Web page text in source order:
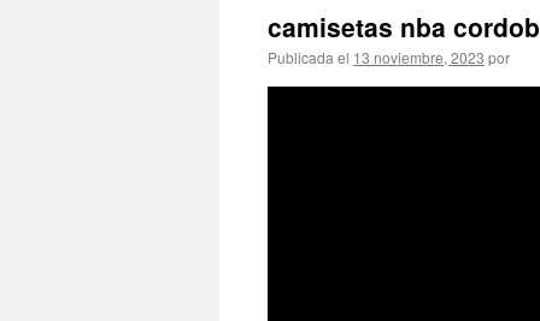
camisetas nba
Publicada el 13 noviembre, 2023 por